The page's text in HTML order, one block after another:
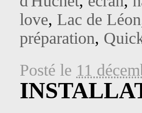
love, Lac de Léon
préparation,
Posté le 11